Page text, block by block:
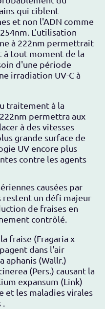
qui ciblent
et non l'ADN comme
254nm. L'utilisation
à 222nm permettrait
tout moment de la
d'une période
irradiation UV-C à
traitement à la
permettra aux
à des vitesses
grande surface de
UV encore plus
contre les agents
causées par
restent un défi majeur
de fraises en
contrôlé.
fraise (Fragaria x
dans l'air
aphanis (Wallr.)
(Pers.) causant la
expansum (Link)
et les maladies virales
.